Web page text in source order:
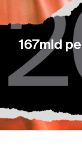
167mld